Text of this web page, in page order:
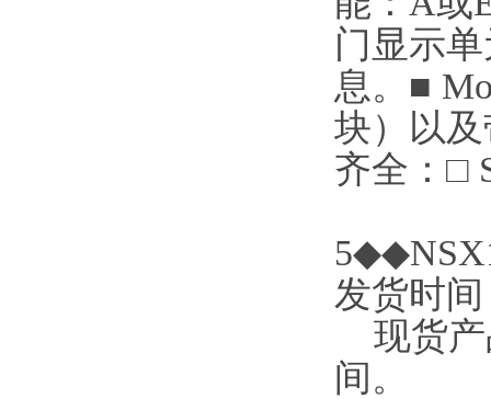
门显示
息。■
块）以
齐全：□
发货时间
现货产
间。